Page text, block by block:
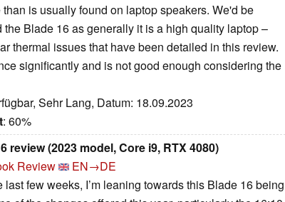
is usually found on laptop speakers. We'd be
the Blade 16 as generally it is a high quality laptop –
thermal issues that have been detailed in this review.
significantly and is not good enough considering the
Sehr Lang, Datum: 18.09.2023
: 60%
review (2023 model, Core i9, RTX 4080)
Review
EN→DE
last few weeks, I’m leaning towards this Blade 16 being